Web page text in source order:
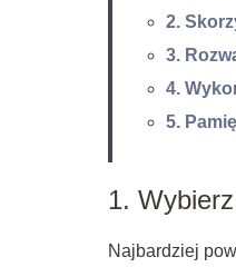
2.
3.
4.
5.
1.
Najbardziej